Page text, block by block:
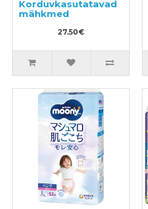
Korduvkasutatavad
mähkmed
27.50€